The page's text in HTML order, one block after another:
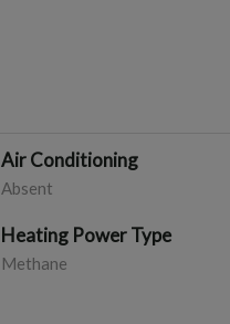
Air Conditioning
Absent
Heating Power Type
Methane